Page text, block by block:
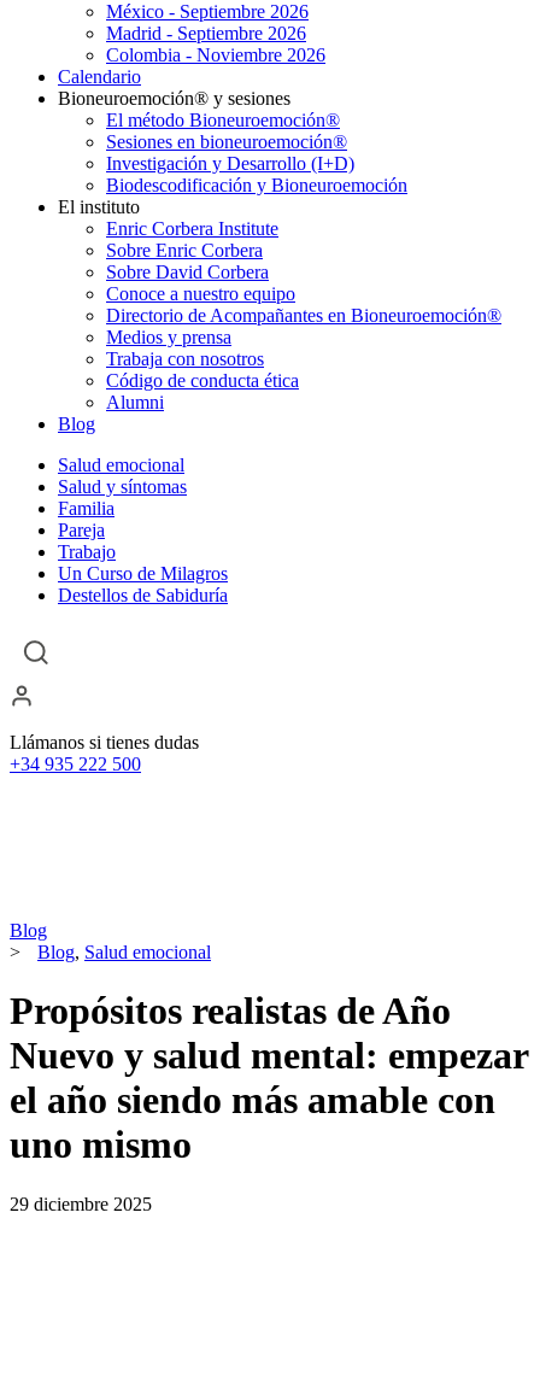
México - Septiembre 2026
Madrid - Septiembre 2026
Colombia - Noviembre 2026
Calendario
Bioneuroemoción® y sesiones
El método Bioneuroemoción®
Sesiones en bioneuroemoción®
Investigación y Desarrollo (I+D)
Biodescodificación y Bioneuroemoción
El instituto
Enric Corbera Institute
Sobre Enric Corbera
Sobre David Corbera
Conoce a nuestro equipo
Directorio de Acompañantes en Bioneuroemoción®
Medios y prensa
Trabaja con nosotros
Código de conducta ética
Alumni
Blog
Salud emocional
Salud y síntomas
Familia
Pareja
Trabajo
Un Curso de Milagros
Destellos de Sabiduría
Llámanos si tienes dudas
+34 935 222 500
Blog
>
Blog, Salud emocional
Propósitos realistas de Año
Nuevo y salud mental: empezar
el año siendo más amable con
uno mismo
29 diciembre 2025